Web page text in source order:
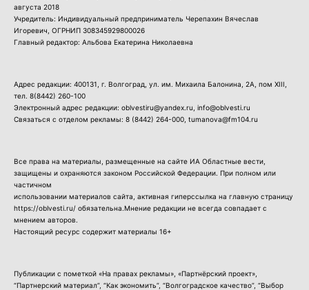
августа 2018
Учредитель: Индивидуальный предприниматель Черепахин Вячеслав
Игоревич, ОГРНИП 308345929800026
Главный редактор: Альбова Екатерина Николаевна
Адрес редакции: 400131, г. Волгоград, ул. им. Михаила Балонина, 2А, пом XIII,
тел. 8(8442) 260-100
Электронный адрес редакции: oblvestiru@yandex.ru, info@oblvesti.ru
Связаться с отделом рекламы: 8 (8442) 264-000 , tumanova@fm104.ru
Все права на материалы, размещенные на сайте ИА Областные вести,
защищены и охраняются законом Российской Федерации. При полном или
частичном
использовании материалов сайта, активная гиперссылка на главную страницу
https://oblvesti.ru/ обязательна.Мнение редакции не всегда совпадает с
мнением авторов.
Настоящий ресурс содержит материалы 16+
Публикации с пометкой «На правах рекламы», «Партнёрский проект»,
“Партнерский материал”, “Как экономить”, “Волгоградское качество”, “Выбор